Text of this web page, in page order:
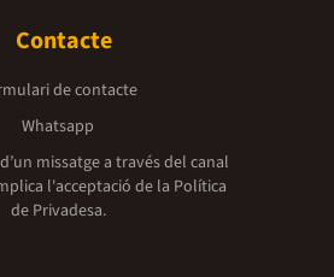
Contacte
de contacte
Whatsapp
missatge a través del canal
l'acceptació de la Política
de Privadesa.